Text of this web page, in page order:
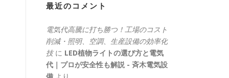
最近のコメント
電気代高騰に打ち勝つ！工場のコスト
削減・照明、空調、生産設備の効率化
技に LED植物ライトの選び方と電気
代｜プロが安全性も解説 - 斉木電気設